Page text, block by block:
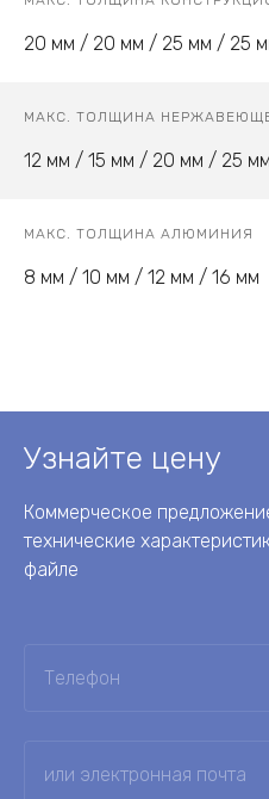
20 мм / 20 мм / 25 мм / 25
МАКС. ТОЛЩИНА
12 мм / 15 мм / 20 мм / 25 мм
МАКС. ТОЛЩИНА АЛЮМИНИЯ
8 мм / 10 мм / 12 мм / 16 мм
Узнайте цену
Коммерческое
технические
файле